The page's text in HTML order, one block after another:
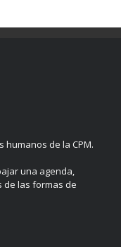
humanos de la CPM.
una agenda,
de las formas de